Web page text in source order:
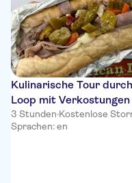
Kulinarische Tour
Loop mit
Pizza
3 Stunden·Kostenlose
Sprachen: en